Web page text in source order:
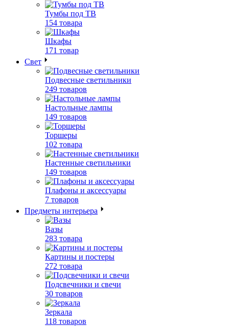
Тумбы под ТВ
154 товара
Шкафы
171 товар
Свет
Подвесные светильники
249 товаров
Настольные лампы
149 товаров
Торшеры
102 товара
Настенные светильники
149 товаров
Плафоны и аксессуары
7 товаров
Предметы интерьера
Вазы
283 товара
Картины и постеры
272 товара
Подсвечники и свечи
30 товаров
Зеркала
118 товаров